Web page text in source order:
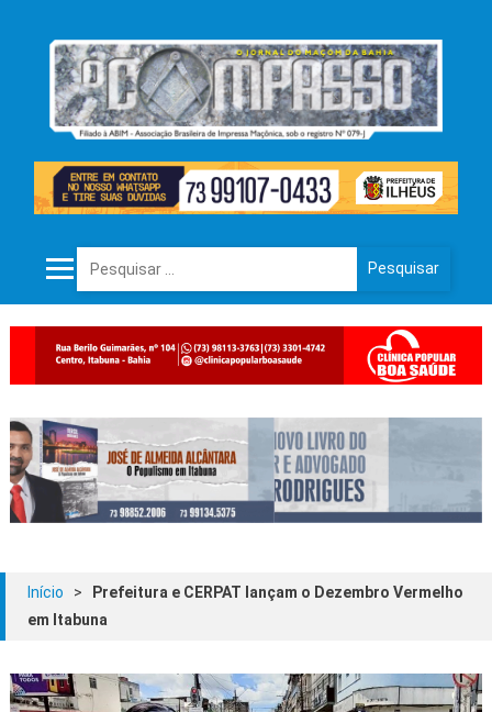
Pesquisar por:
Início >
Prefeitura e CERPAT lançam o Dezembro Vermelho
em Itabuna